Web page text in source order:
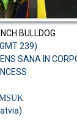
BULLDOG
239)
SANA IN